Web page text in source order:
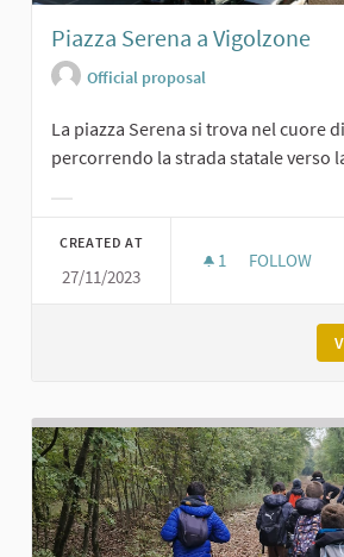
Piazza Serena a Vigolzone
Official proposal
La piazza Serena si trova nel cuore
percorrendo la strada statale verso
CREATED AT
27/11/2023
1 1 FOLLOWER
FOLLOW